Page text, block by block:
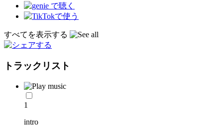
すべてを表示する
トラックリスト
1
intro